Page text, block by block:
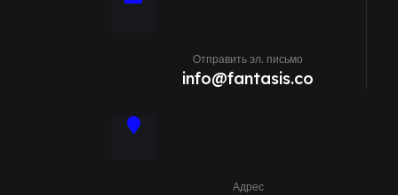
Отправить эл. письмо
info@fantasis.co
Адрес